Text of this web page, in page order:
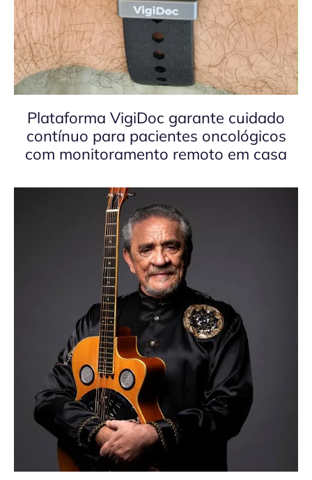
Plataforma VigiDoc garante cuidado
contínuo para pacientes oncológicos
com monitoramento remoto em casa